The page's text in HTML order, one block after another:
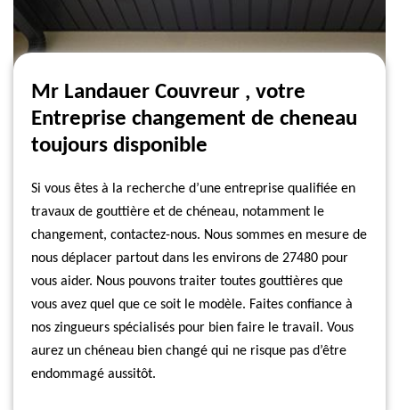
Mr Landauer Couvreur , votre
Entreprise changement de cheneau
toujours disponible
Si vous êtes à la recherche d’une entreprise qualifiée en
travaux de gouttière et de chéneau, notamment le
changement, contactez-nous. Nous sommes en mesure de
nous déplacer partout dans les environs de 27480 pour
vous aider. Nous pouvons traiter toutes gouttières que
vous avez quel que ce soit le modèle. Faites confiance à
nos zingueurs spécialisés pour bien faire le travail. Vous
aurez un chéneau bien changé qui ne risque pas d’être
endommagé aussitôt.